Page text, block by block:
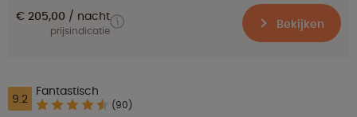
€ 205,00 nacht
prijsindicatie Bekijken
9.2 Fantastisch
(90)